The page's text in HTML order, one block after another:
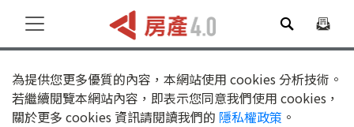
為提供您更多優質的內容，本網站使用 cookies 分析技術。
若繼續閱覽本網站內容，即表示您同意我們使用 cookies，
關於更多 cookies 資訊請閱讀我們的 隱私權政策 。